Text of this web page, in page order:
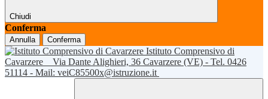
Chiudi
Conferma
Annulla Conferma
Istituto Comprensivo di
Cavarzere
Via Dante Alighieri, 36 Cavarzere (VE) - Tel. 0426
51114 - Mail: veiC85500x@istruzione.it